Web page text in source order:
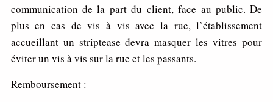
communication de la part du client, face au public. De
plus en cas de vis à vis avec la rue, l’établissement
accueillant un striptease devra masquer les vitres pour
éviter un vis à vis sur la rue et les passants.
Remboursement :